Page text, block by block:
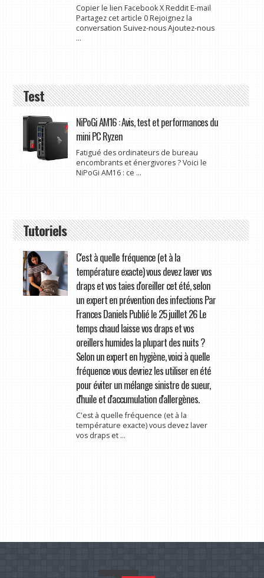
Copier le lien Facebook X Reddit E-mail
Partagez cet article 0 Rejoignez la
conversation Suivez-nous Ajoutez-nous
...
Test
NiPoGi AM16 : Avis, test et performances du
mini PC Ryzen
Fatigué des ordinateurs de bureau
encombrants et énergivores ? Voici le
NiPoGi AM16 : ce ...
Tutoriels
C'est à quelle fréquence (et à la
température exacte) vous devez laver vos
draps et vos taies d'oreiller cet été, selon
un expert en prévention des infections Par
Frances Daniels Publié le 25 juillet 26 Le
temps chaud laisse vos draps et vos
oreillers humides la plupart des nuits ?
Selon un expert en hygiène, voici à quelle
fréquence vous devriez les utiliser en été
pour éviter un mélange sinistre de sueur,
d'huile et d'accumulation d'allergènes.
C'est à quelle fréquence (et à la
température exacte) vous devez laver
vos draps et ...